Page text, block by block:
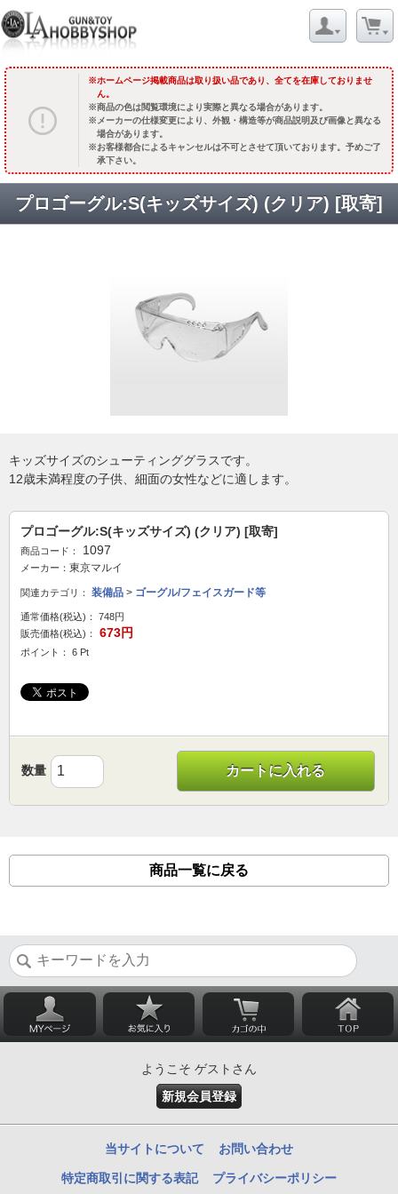
ホームページ掲載商品は取り扱い品であり、全てを在庫しておりませ
ん。
商品の色は閲覧環境により実際と異なる場合があります。
メーカーの仕様変更により、外観・構造等が商品説明及び画像と異なる
場合があります。
お客様都合によるキャンセルは不可とさせて頂いております。予めご了
承下さい。
プロゴーグル:S(キッズサイズ) (クリア) [取寄]
キッズサイズのシューティンググラスです。
12歳未満程度の子供、細面の女性などに適します。
プロゴーグル:S(キッズサイズ) (クリア) [取寄]
商品コード： 1097
メーカー： 東京マルイ
関連カテゴリ： 装備品 > ゴーグル/フェイスガード等
通常価格(税込)：
748円
販売価格(税込)：
673円
ポイント： 6 Pt
数量 カートに入れる
商品一覧に戻る
ようこそ ゲストさん
新規会員登録
当サイトについて お問い合わせ
特定商取引に関する表記 プライバシーポリシー